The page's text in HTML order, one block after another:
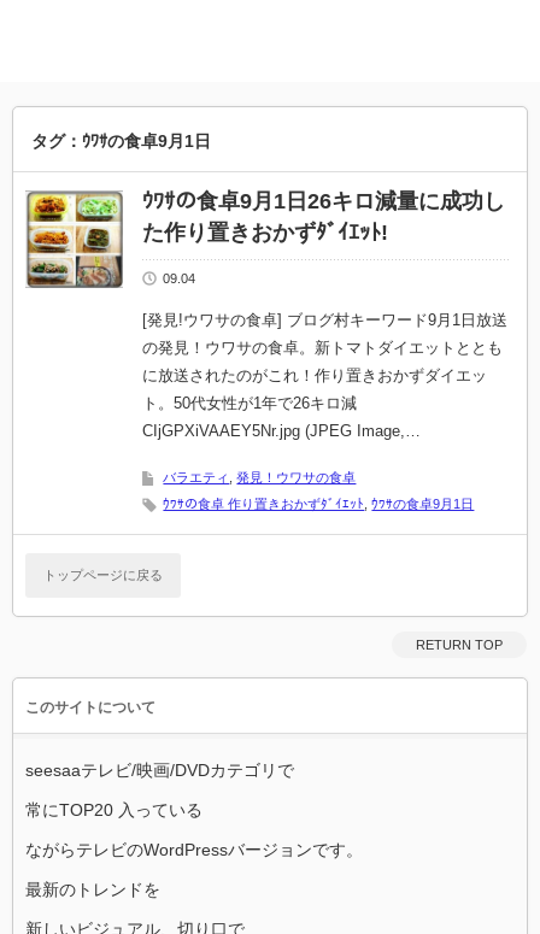
タグ：ｳﾜｻの食卓9月1日
ｳﾜｻの食卓9月1日26キロ減量に成功し
た作り置きおかずﾀﾞｲｴｯﾄ!
09.04
[発見!ウワサの食卓] ブログ村キーワード9月1日放送
の発見！ウワサの食卓。新トマトダイエットととも
に放送されたのがこれ！作り置きおかずダイエッ
ト。50代女性が1年で26キロ減
CIjGPXiVAAEY5Nr.jpg (JPEG Image,…
バラエティ ,発見！ウワサの食卓
ｳﾜｻの食卓 作り置きおかずﾀﾞｲｴｯﾄ ,ｳﾜｻの食卓9月1日
トップページに戻る
RETURN TOP
このサイトについて
seesaaテレビ/映画/DVDカテゴリで
常にTOP20 入っている
ながらテレビのWordPressバージョンです。
最新のトレンドを
新しいビジュアル、切り口で